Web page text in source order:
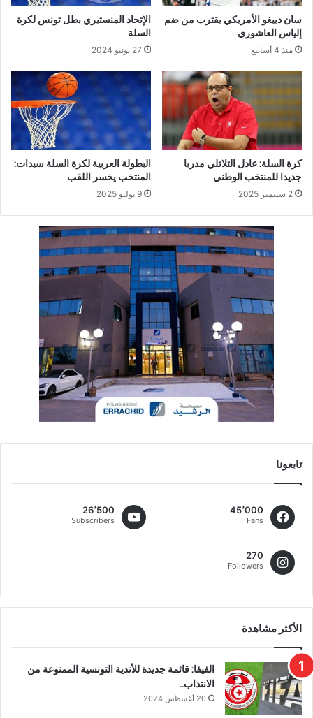
سان دييغو الأمريكي يقترب من ضم
إلياس العاشوري
منذ 4 أسابيع
الإتحاد المنستيري بطل تونس لكرة
السلة
27 يونيو 2024
كرة السلة: عادل التلاتلي مدربا
جديدا للمنتخب الوطني
2 سبتمبر 2025
البطولة العربية لكرة السلة سيدات:
المنتخب يخسر اللقب
9 يوليو 2025
تابعونا
45٬000
Fans
26٬500
Subscribers
270
Followers
الأكثر مشاهدة
الفيفا: قائمة جديدة للأندية التونسية الممنوعة من
الانتداب..
20 أغسطس 2024